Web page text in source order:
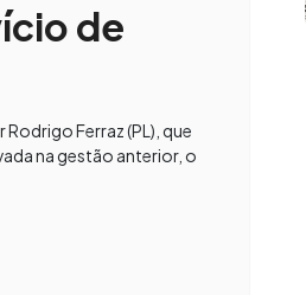
de
Ferraz (PL), que
na gestão anterior, o